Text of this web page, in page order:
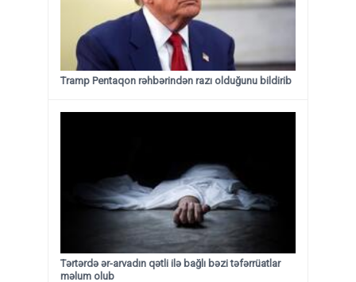
Tramp Pentaqon rəhbərindən razı olduğunu bildirib
Tərtərdə ər-arvadın qətli ilə bağlı bəzi təfərrüatlar
məlum olub